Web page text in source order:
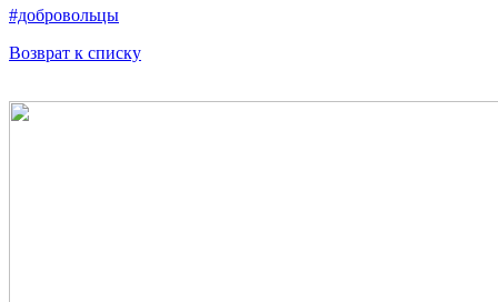
#добровольцы
Возврат к списку